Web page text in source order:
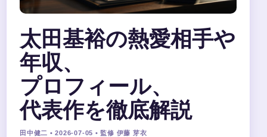
太田基裕の熱愛相手や
年収、
プロフィール、
代表作を徹底解説
田中健二 • 2026-07-05 • 監修 伊藤 芽衣